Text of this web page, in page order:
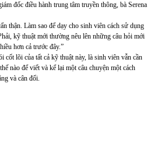
đốc điều hành trung tâm truyền thông, bà Serena
thận. Làm sao để dạy cho sinh viên cách sử dụng
kỹ thuật mới thường nêu lên những câu hỏi mới
hơn cả trước đây.”
cốt lõi của tất cả kỹ thuật này, là sinh viên vẫn cần
nào để viết và kể lại một câu chuyện một cách
và cân đối.